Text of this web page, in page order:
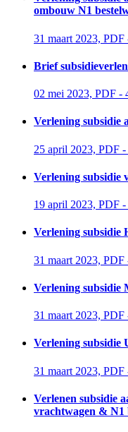
ombouw N1
31 maart 2023,
Brief
02 mei 2023, PDF -
Verlening subsidie
25 april 2023, PDF
Verlening subsidie
19 april 2023, PDF
Verlening subsidie
31 maart 2023,
Verlening subsidie
31 maart 2023,
Verlening subsidie
31 maart 2023,
Verlenen subsidie
vrachtwagen & N1